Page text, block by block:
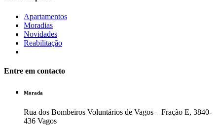
Apartamentos
Moradias
Novidades
Reabilitação
Entre em contacto
Morada
Rua dos Bombeiros Voluntários de Vagos – Fração E, 3840-
436 Vagos